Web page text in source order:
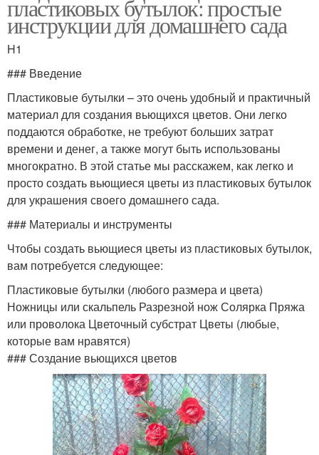
пластиковых бутылок: простые
инструкции для домашнего сада
H1
### Введение
Пластиковые бутылки – это очень удобный и практичный
материал для создания вьющихся цветов. Они легко
поддаются обработке, не требуют больших затрат
времени и денег, а также могут быть использованы
многократно. В этой статье мы расскажем, как легко и
просто создать вьющиеся цветы из пластиковых бутылок
для украшения своего домашнего сада.
### Материалы и инструменты
Чтобы создать вьющиеся цветы из пластиковых бутылок,
вам потребуется следующее:
Пластиковые бутылки (любого размера и цвета)
Ножницы или скальпель Разрезной нож Солярка Пряжа
или проволока Цветочный субстрат Цветы (любые,
которые вам нравятся)
### Создание вьющихся цветов